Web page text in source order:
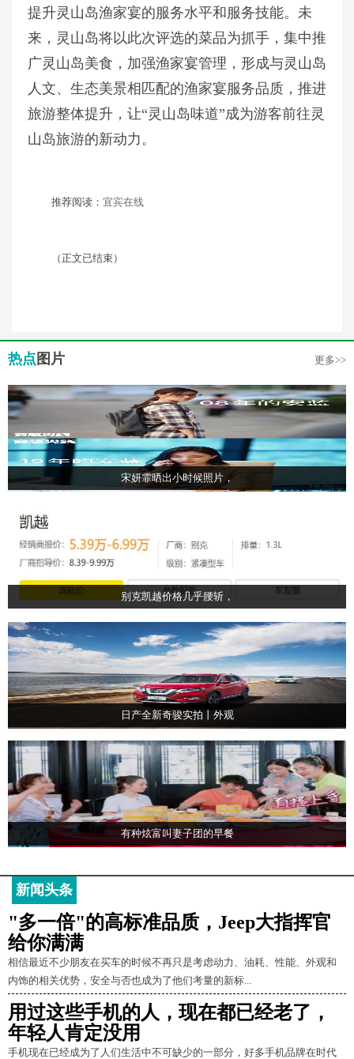
提升灵山岛渔家宴的服务水平和服务技能。未
来，灵山岛将以此次评选的菜品为抓手，集中推
广灵山岛美食，加强渔家宴管理，形成与灵山岛
人文、生态美景相匹配的渔家宴服务品质，推进
旅游整体提升，让“灵山岛味道”成为游客前往灵
山岛旅游的新动力。
推荐阅读： 宜宾在线
（正文已结束）
热点 图片 更多>>
宋妍霏晒出小时候照片，
别克凯越价格几乎腰斩，
日产全新奇骏实拍丨外观
有种炫富叫妻子团的早餐
新闻头条
"多一倍"的高标准品质，Jeep大指挥官
给你满满
相信最近不少朋友在买车的时候不再只是考虑动力、油耗、性能、外观和
内饰的相关优势，安全与否也成为了他们考量的新标...
用过这些手机的人，现在都已经老了，
年轻人肯定没用
手机现在已经成为了人们生活中不可缺少的一部分，好多手机品牌在时代